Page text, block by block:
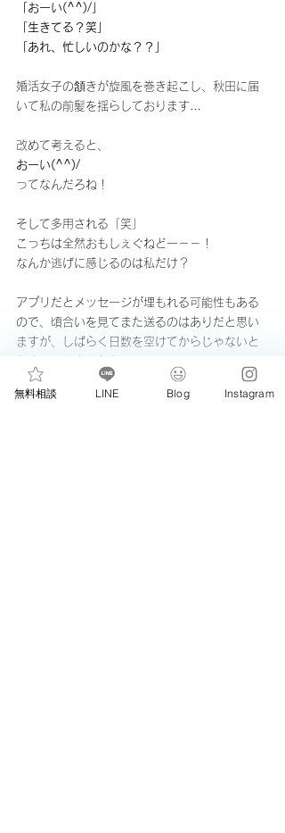
「おーい(^^)/」
「生きてる？笑」
「あれ、忙しいのかな？？」
婚活女子の頷きが旋風を巻き起こし、秋田に届
いて私の前髪を揺らしております…
改めて考えると、
おーい(^^)/
ってなんだろね！
そして多用される「笑」
こっちは全然おもしぇぐねどー－－！
なんか逃げに感じるのは私だけ？
アプリだとメッセージが埋もれる可能性もある
ので、頃合いを見てまた送るのはありだと思い
ますが、しばらく日数を空けてからじゃないと
無料相談 LINE Blog Instagram